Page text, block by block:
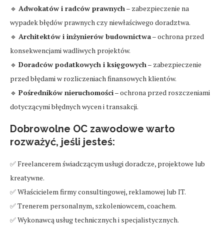
🔹 Adwokatów i radców prawnych– zabezpieczenie na
wypadek błędów prawnych czy niewłaściwego doradztwa.
🔹 Architektów i inżynierów budownictwa– ochrona przed
konsekwencjami wadliwych projektów.
🔹 Doradców podatkowych i księgowych– zabezpieczenie
przed błędami w rozliczeniach finansowych klientów.
🔹 Pośredników nieruchomości– ochrona przed roszczeniami
dotyczącymi błędnych wycen i transakcji.
Dobrowolne OC zawodowe warto
rozważyć, jeśli jesteś:
✅ Freelancerem świadczącym usługi doradcze, projektowe lub
kreatywne.
✅ Właścicielem firmy consultingowej, reklamowej lub IT.
✅ Trenerem personalnym, szkoleniowcem, coachem.
✅ Wykonawcą usług technicznych i specjalistycznych.